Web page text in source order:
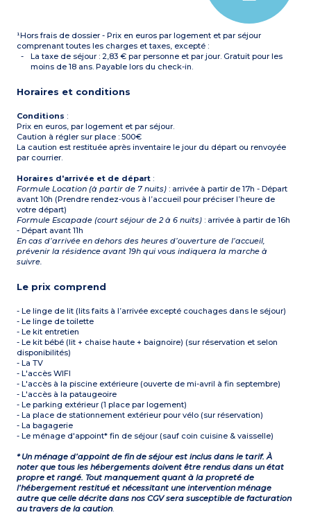
¹Hors frais de dossier - Prix en euros par logement et par séjour
comprenant toutes les charges et taxes, excepté :
La taxe de séjour : 2,83 € par personne et par jour. Gratuit pour les
moins de 18 ans. Payable lors du check-in.
Horaires et conditions
Conditions :
Prix en euros, par logement et par séjour.
Caution à régler sur place : 500€
La caution est restituée après inventaire le jour du départ ou renvoyée
par courrier.
Horaires d'arrivée et de départ :
Formule Location (à partir de 7 nuits) : arrivée à partir de 17h - Départ
avant 10h (Prendre rendez-vous à l’accueil pour préciser l’heure de
votre départ)
Formule Escapade (court séjour de 2 à 6 nuits) : arrivée à partir de 16h
- Départ avant 11h
En cas d’arrivée en dehors des heures d’ouverture de l’accueil,
prévenir la résidence avant 19h qui vous indiquera la marche à
suivre.
Le prix comprend
- Le linge de lit (lits faits à l’arrivée excepté couchages dans le séjour)
- Le linge de toilette
- Le kit entretien
- Le kit bébé (lit + chaise haute + baignoire) (sur réservation et selon
disponibilités)
- La TV
- L'accès WIFI
- L'accès à la piscine extérieure (ouverte de mi-avril à fin septembre)
- L'accès à la pataugeoire
- Le parking extérieur (1 place par logement)
- La place de stationnement extérieur pour vélo (sur réservation)
- La bagagerie
- Le ménage d'appoint* fin de séjour (sauf coin cuisine & vaisselle)
* Un ménage d’appoint de fin de séjour est inclus dans le tarif. À
noter que tous les hébergements doivent être rendus dans un état
propre et rangé. Tout manquement quant à la propreté de
l’hébergement restitué et nécessitant une intervention ménage
autre que celle décrite dans nos CGV sera susceptible de facturation
au travers de la caution.